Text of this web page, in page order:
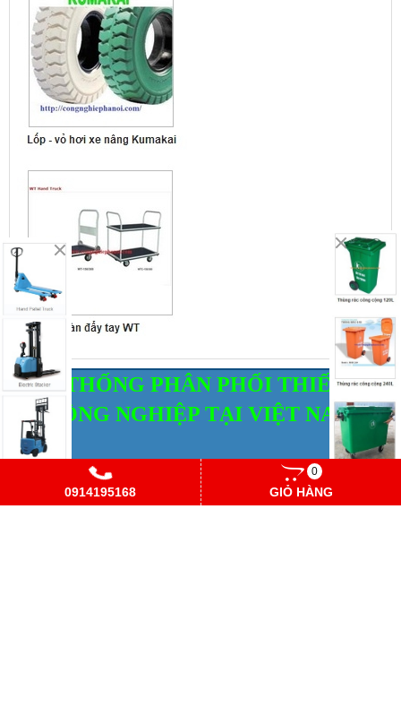
HỆ THỐNG PHÂN PHỐI THIẾT BỊ
CÔNG NGHIỆP TẠI VIỆT NAM
CÔNG TY TNHH ĐẦU TƯ THIẾT BỊ CÔNG
NGHIỆP HÀ NỘI
0914195168
0
GIỎ HÀNG